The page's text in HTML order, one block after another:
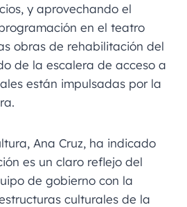
y aprovechando el
en el teatro
obras de rehabilitación del
de la escalera de acceso a
están impulsadas por la
Ana Cruz, ha indicado
es un claro reflejo del
de gobierno con la
culturales de la